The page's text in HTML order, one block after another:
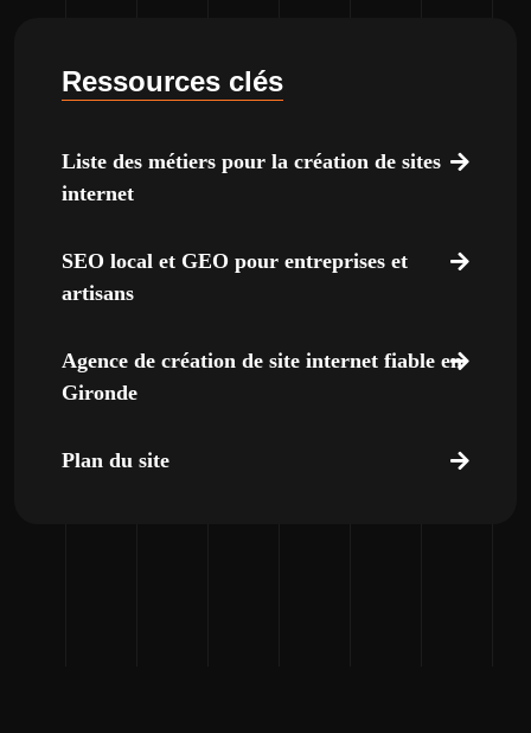
Ressources clés
Liste des métiers pour la création de sites
internet
SEO local et GEO pour entreprises et
artisans
Agence de création de site internet fiable en
Gironde
Plan du site